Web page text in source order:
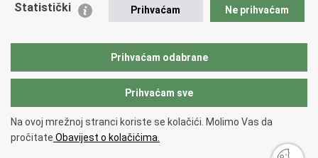
Zaklada policijske solidarnosti
Vučetić"
Copyright © 2026 Policijska uprava šibensko-kninska.
Izjava o pristupačnosti.
Statistički Prihvaćam Ne prihvaćam
Prihvaćam odabrane
Prihvaćam sve
Na ovoj mrežnoj stranci koriste se kolačići. Molimo Vas da
pročitate Obavijest o kolačićima.